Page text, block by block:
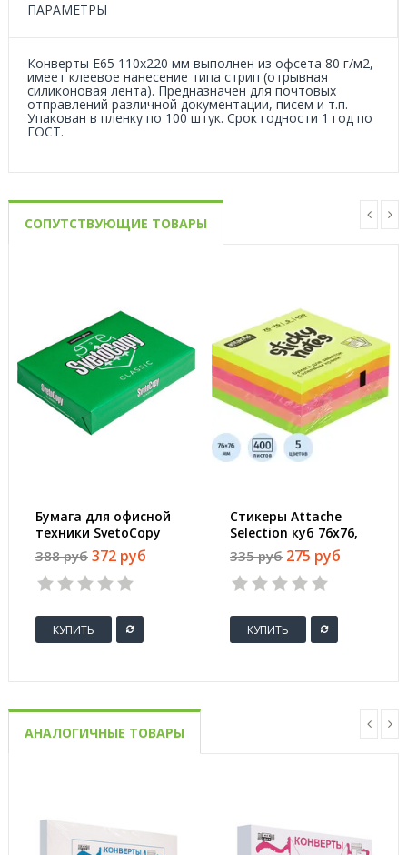
ПАРАМЕТРЫ
Конверты E65 110х220 мм выполнен из офсета 80 г/м2,
имеет клеевое нанесение типа стрип (отрывная
силиконовая лента). Предназначен для почтовых
отправлений различной документации, писем и т.п.
Упакован в пленку по 100 штук. Срок годности 1 год по
ГОСТ.
СОПУТСТВУЮЩИЕ ТОВАРЫ
Бумага для офисной
техники SvetoCopy
(A4, марка C, 80 г/
кв.м, 500 листов)
388 руб 372 руб
КУПИТЬ
Стикеры Attache
Selection куб 76х76,
радуга 400 л
335 руб 275 руб
КУПИТЬ
АНАЛОГИЧНЫЕ ТОВАРЫ